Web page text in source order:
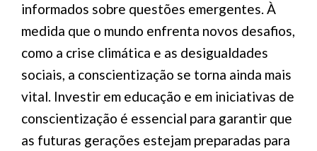
informados sobre questões emergentes. À
medida que o mundo enfrenta novos desafios,
como a crise climática e as desigualdades
sociais, a conscientização se torna ainda mais
vital. Investir em educação e em iniciativas de
conscientização é essencial para garantir que
as futuras gerações estejam preparadas para